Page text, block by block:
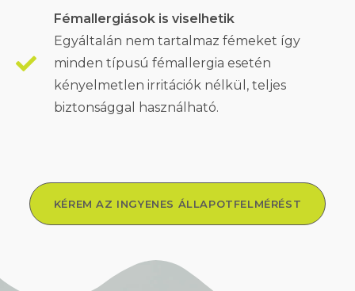
Fémallergiások is viselhetik
Egyáltalán nem tartalmaz fémeket így
minden típusú fémallergia esetén
kényelmetlen irritációk nélkül, teljes
biztonsággal használható.
KÉREM AZ INGYENES ÁLLAPOTFELMÉRÉST